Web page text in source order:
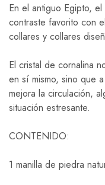
En el antiguo Egipto,
contraste favorito con
collares y collares
El cristal de cornalina
en sí mismo, sino que
mejora la circulación,
situación estresante.
CONTENIDO:
1 manilla de piedra